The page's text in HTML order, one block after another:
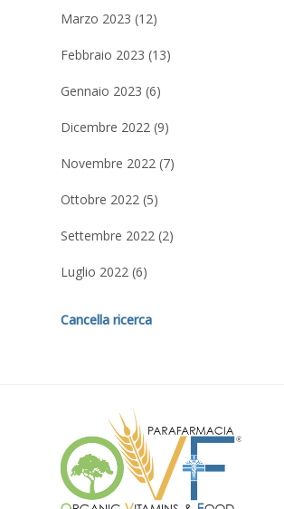
Marzo 2023 (12)
Febbraio 2023 (13)
Gennaio 2023 (6)
Dicembre 2022 (9)
Novembre 2022 (7)
Ottobre 2022 (5)
Settembre 2022 (2)
Luglio 2022 (6)
Cancella ricerca